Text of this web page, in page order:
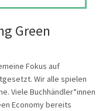
Green
Fokus auf
Wir alle spielen
Viele Buchhändler*innen
Economy bereits